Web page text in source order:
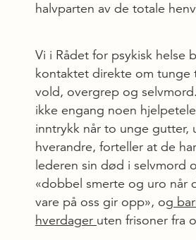
halvparten av de totale
Vi i Rådet for psykisk helse
kontaktet direkte om tunge
vold, overgrep og
ikke engang noen
inntrykk når to unge gutter,
hverandre, forteller at de
lederen sin død i selvmord
«dobbel smerte og uro når
vare på oss gir opp», og
hverdager uten frisoner fra